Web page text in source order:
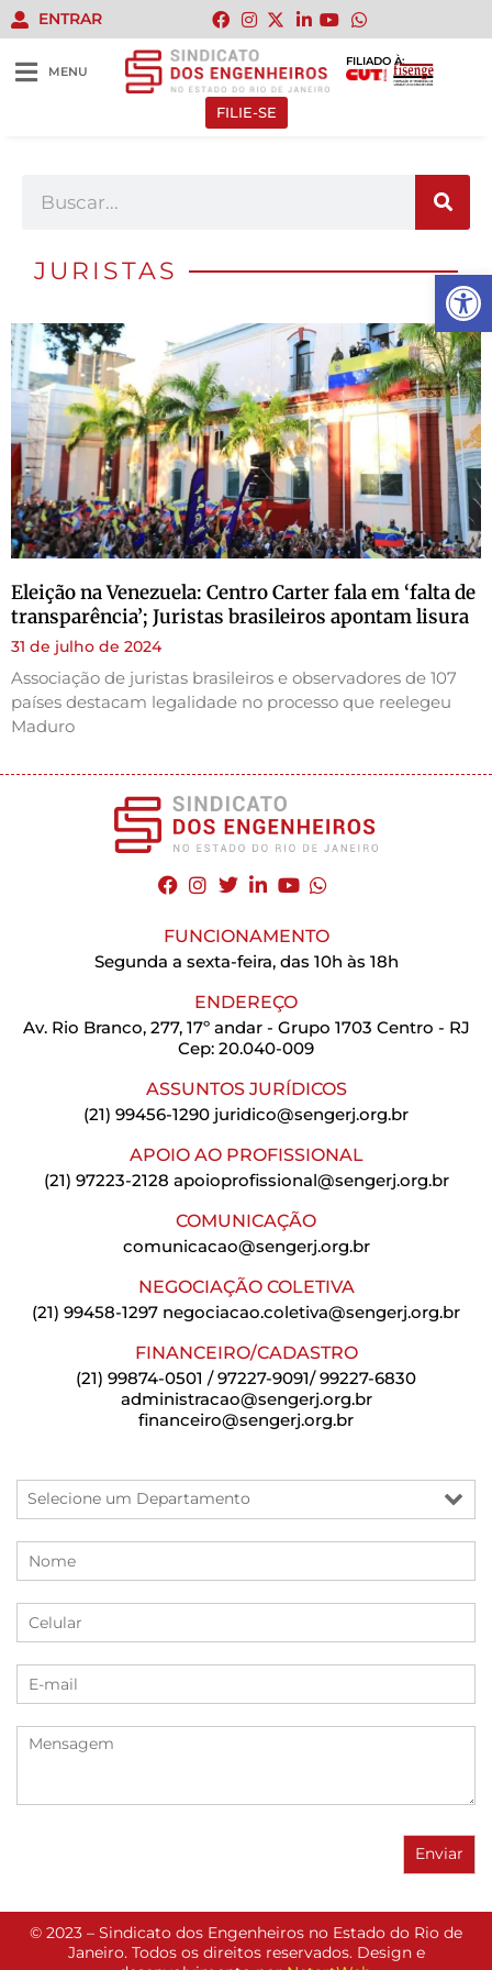
Abrir
ENTRAR
MENU
FILIADO À:
FILIE-SE
JURISTAS
Eleição na Venezuela: Centro Carter fala em ‘falta de
transparência’; Juristas brasileiros apontam lisura
31 de julho de 2024
Associação de juristas brasileiros e observadores de 107
países destacam legalidade no processo que reelegeu
Maduro
FUNCIONAMENTO
Segunda a sexta-feira, das 10h às 18h
ENDEREÇO
Av. Rio Branco, 277, 17º andar - Grupo 1703 Centro - RJ
Cep: 20.040-009
ASSUNTOS JURÍDICOS
(21) 99456-1290 juridico@sengerj.org.br
APOIO AO PROFISSIONAL
(21) 97223-2128 apoioprofissional@sengerj.org.br
COMUNICAÇÃO
comunicacao@sengerj.org.br
NEGOCIAÇÃO COLETIVA
(21) 99458-1297 negociacao.coletiva@sengerj.org.br
FINANCEIRO/CADASTRO
(21) 99874-0501 / 97227-9091/ 99227-6830
administracao@sengerj.org.br
financeiro@sengerj.org.br
© 2023 – Sindicato dos Engenheiros no Estado do Rio de
Janeiro. Todos os direitos reservados. Design e